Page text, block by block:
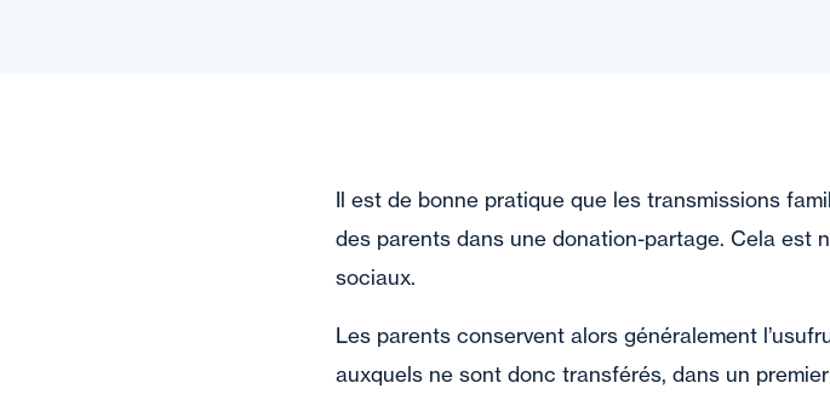
Il est de bonne pratique que les transmissions
des parents dans une donation-partage. Cela est
sociaux.
Les parents conservent alors généralement
auxquels ne sont donc transférés, dans un